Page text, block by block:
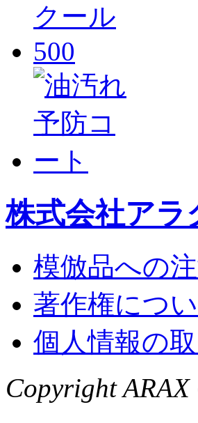
株式会社アラ
模倣品への
著作権につ
個人情報の
Copyright ARAX